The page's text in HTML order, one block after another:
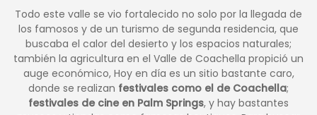
Todo este valle se vio fortalecido no solo por la llegada de
los famosos y de un turismo de segunda residencia, que
buscaba el calor del desierto y los espacios naturales;
también la agricultura en el Valle de Coachella propició un
auge económico, Hoy en día es un sitio bastante caro,
donde se realizan festivales como el de Coachella;
festivales de cine en Palm Springs, y hay bastantes